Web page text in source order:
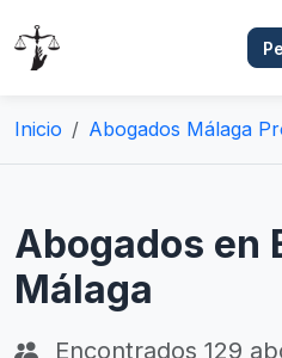
Inicio Abogados Málaga
Abogados en
Málaga
Encontrados 129